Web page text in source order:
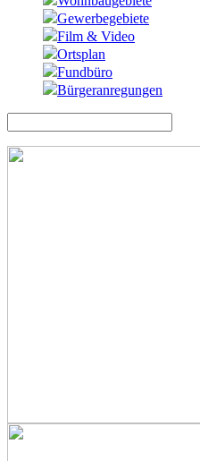
Gewerbegebiete
Film & Video
Ortsplan
Fundbüro
Bürgeranregungen